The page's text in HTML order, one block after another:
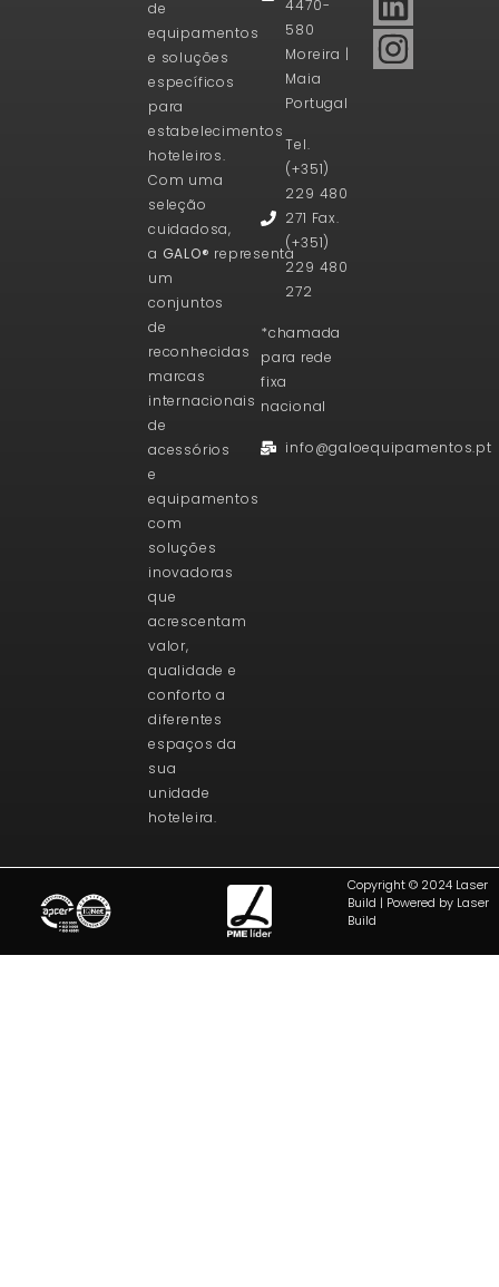
de
equipamentos
e soluções
específicos
para
estabelecimentos
hoteleiros.
Com uma
seleção
cuidadosa,
a GALO® representa
um
conjuntos
de
reconhecidas
marcas
internacionais
de
acessórios
e
equipamentos
com
soluções
inovadoras
que
acrescentam
valor,
qualidade e
conforto a
diferentes
espaços da
sua
unidade
hoteleira.
4470-
580
Moreira |
Maia
Portugal
Tel.
(+351)
229 480
271 Fax.
(+351)
229 480
272
*chamada
para rede
fixa
nacional
info@galoequipamentos.pt
Copyright © 2024 Laser
Build | Powered by Laser
Build